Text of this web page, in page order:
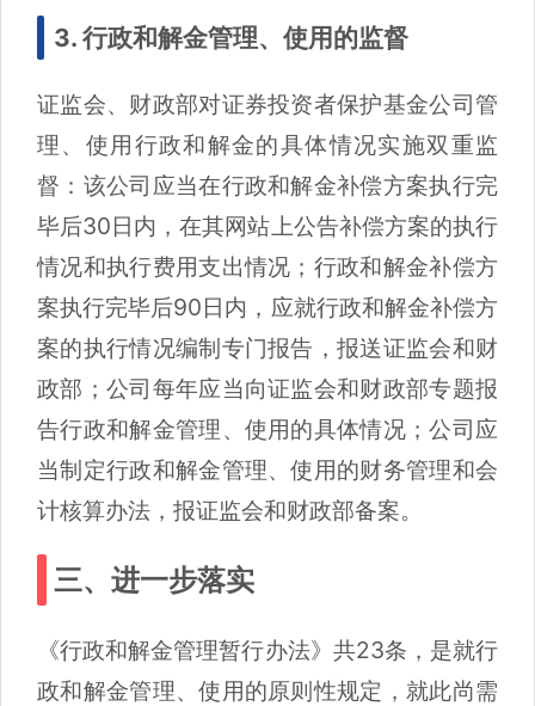
3. 行政和解金管理、使用的监督
证监会、财政部对证券投资者保护基金公司管
理、使用行政和解金的具体情况实施双重监
督：该公司应当在行政和解金补偿方案执行完
毕后30日内，在其网站上公告补偿方案的执行
情况和执行费用支出情况；行政和解金补偿方
案执行完毕后90日内，应就行政和解金补偿方
案的执行情况编制专门报告，报送证监会和财
政部；公司每年应当向证监会和财政部专题报
告行政和解金管理、使用的具体情况；公司应
当制定行政和解金管理、使用的财务管理和会
计核算办法，报证监会和财政部备案。
三、进一步落实
《行政和解金管理暂行办法》共23条，是就行
政和解金管理、使用的原则性规定，就此尚需